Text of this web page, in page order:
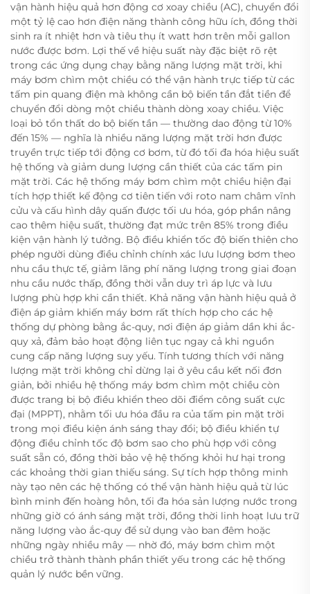
vận hành hiệu quả hơn động cơ xoay chiều (AC), chuyển đổi
một tỷ lệ cao hơn điện năng thành công hữu ích, đồng thời
sinh ra ít nhiệt hơn và tiêu thụ ít watt hơn trên mỗi gallon
nước được bơm. Lợi thế về hiệu suất này đặc biệt rõ rệt
trong các ứng dụng chạy bằng năng lượng mặt trời, khi
máy bơm chìm một chiều có thể vận hành trực tiếp từ các
tấm pin quang điện mà không cần bộ biến tần đắt tiền để
chuyển đổi dòng một chiều thành dòng xoay chiều. Việc
loại bỏ tổn thất do bộ biến tần — thường dao động từ 10%
đến 15% — nghĩa là nhiều năng lượng mặt trời hơn được
truyền trực tiếp tới động cơ bơm, từ đó tối đa hóa hiệu suất
hệ thống và giảm dung lượng cần thiết của các tấm pin
mặt trời. Các hệ thống máy bơm chìm một chiều hiện đại
tích hợp thiết kế động cơ tiên tiến với roto nam châm vĩnh
cửu và cấu hình dây quấn được tối ưu hóa, góp phần nâng
cao thêm hiệu suất, thường đạt mức trên 85% trong điều
kiện vận hành lý tưởng. Bộ điều khiển tốc độ biến thiên cho
phép người dùng điều chỉnh chính xác lưu lượng bơm theo
nhu cầu thực tế, giảm lãng phí năng lượng trong giai đoạn
nhu cầu nước thấp, đồng thời vẫn duy trì áp lực và lưu
lượng phù hợp khi cần thiết. Khả năng vận hành hiệu quả ở
điện áp giảm khiến máy bơm rất thích hợp cho các hệ
thống dự phòng bằng ắc-quy, nơi điện áp giảm dần khi ắc-
quy xả, đảm bảo hoạt động liên tục ngay cả khi nguồn
cung cấp năng lượng suy yếu. Tính tương thích với năng
lượng mặt trời không chỉ dừng lại ở yêu cầu kết nối đơn
giản, bởi nhiều hệ thống máy bơm chìm một chiều còn
được trang bị bộ điều khiển theo dõi điểm công suất cực
đại (MPPT), nhằm tối ưu hóa đầu ra của tấm pin mặt trời
trong mọi điều kiện ánh sáng thay đổi; bộ điều khiển tự
động điều chỉnh tốc độ bơm sao cho phù hợp với công
suất sẵn có, đồng thời bảo vệ hệ thống khỏi hư hại trong
các khoảng thời gian thiếu sáng. Sự tích hợp thông minh
này tạo nên các hệ thống có thể vận hành hiệu quả từ lúc
bình minh đến hoàng hôn, tối đa hóa sản lượng nước trong
những giờ có ánh sáng mặt trời, đồng thời linh hoạt lưu trữ
năng lượng vào ắc-quy để sử dụng vào ban đêm hoặc
những ngày nhiều mây — nhờ đó, máy bơm chìm một
chiều trở thành thành phần thiết yếu trong các hệ thống
quản lý nước bền vững.